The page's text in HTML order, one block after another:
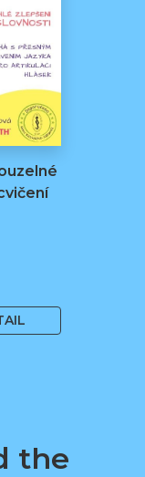
the